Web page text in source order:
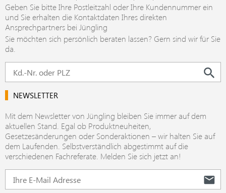
Geben Sie bitte Ihre Postleitzahl oder Ihre Kundennummer ein
und Sie erhalten die Kontaktdaten Ihres direkten
Ansprechpartners bei Jüngling
Sie möchten sich persönlich beraten lassen? Gern sind wir für Sie
da.
NEWSLETTER
Mit dem Newsletter von Jüngling bleiben Sie immer auf dem
aktuellen Stand. Egal ob Produktneuheiten,
Gesetzesänderungen oder Sonderaktionen – wir halten Sie auf
dem Laufenden. Selbstverständlich abgestimmt auf die
verschiedenen Fachreferate. Melden Sie sich jetzt an!